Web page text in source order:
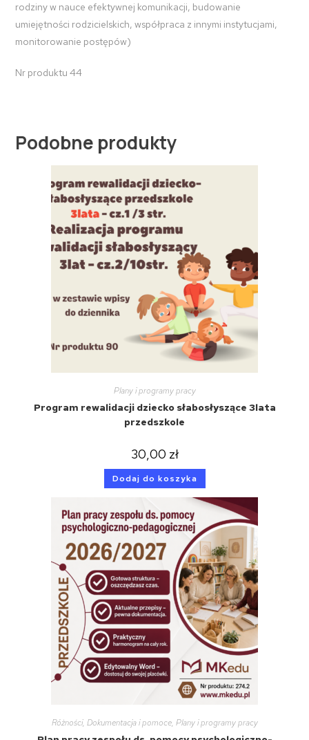
rodziny w nauce efektywnej komunikacji, budowanie
umiejętności rodzicielskich, współpraca z innymi instytucjami,
monitorowanie postępów)
Nr produktu 44
Podobne produkty
Plany i programy pracy
Program rewalidacji dziecko słabosłyszące 3lata
przedszkole
30,00 zł
Dodaj do koszyka
Różności, Dokumentacja i pomoce, Plany i programy pracy